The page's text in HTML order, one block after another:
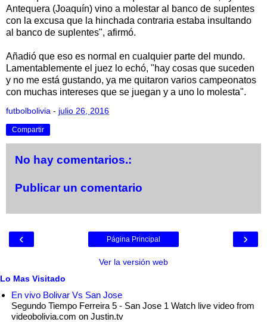
Antequera (Joaquín) vino a molestar al banco de suplentes
con la excusa que la hinchada contraria estaba insultando
al banco de suplentes", afirmó.
Añadió que eso es normal en cualquier parte del mundo.
Lamentablemente el juez lo echó, "hay cosas que suceden
y no me está gustando, ya me quitaron varios campeonatos
con muchas intereses que se juegan y a uno lo molesta".
futbolbolivia - julio 26, 2016
Compartir
No hay comentarios.:
Publicar un comentario
‹ ›
Página Principal
Ver la versión web
Lo Mas Visitado
En vivo Bolivar Vs San Jose
Segundo Tiempo Ferreira 5 - San Jose 1 Watch live video from
videobolivia.com on Justin.tv